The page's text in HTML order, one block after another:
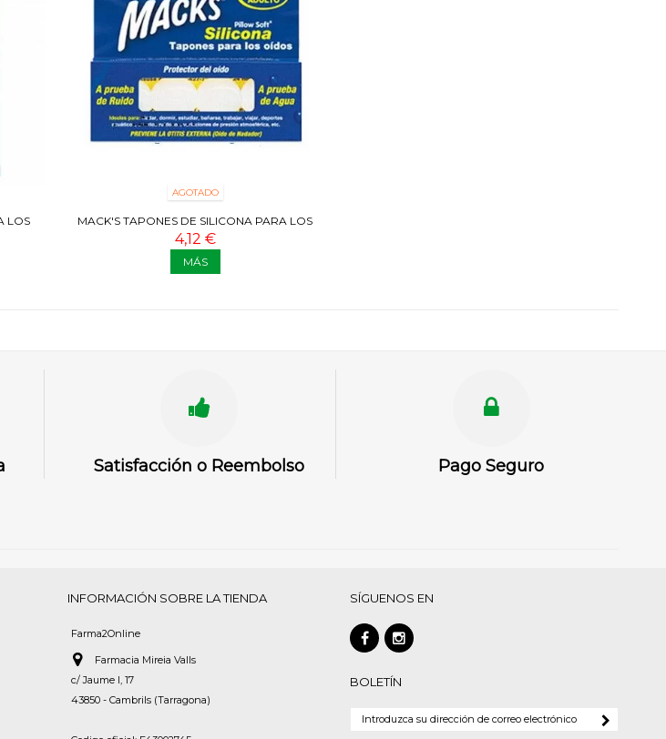
LOS
AGOTADO
MACK'S TAPONES DE SILICONA PARA LOS
OÍDOS 2 PARES
4,12 €
MÁS
Satisfacción o Reembolso Pago Seguro
INFORMACIÓN SOBRE LA TIENDA
Farma2Online
Farmacia Mireia Valls
c/ Jaume I, 17
43850 - Cambrils (Tarragona)
SÍGUENOS EN
BOLETÍN